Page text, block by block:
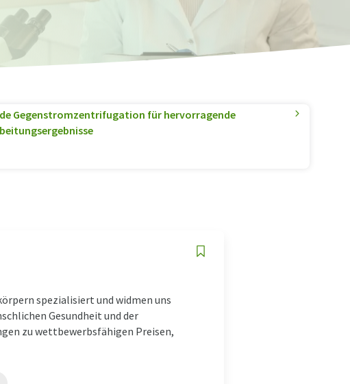
Gegenstromzentrifugation für hervorragende
spezialisiert und widmen uns
Gesundheit und der
zu wettbewerbsfähigen Preisen,